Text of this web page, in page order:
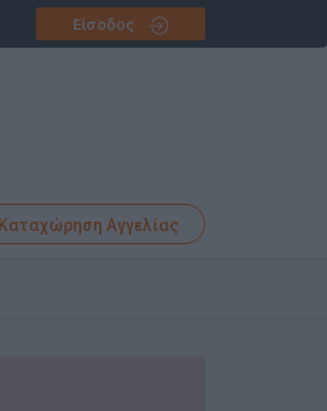
Είσοδος
Καταχώρηση Αγγελίας